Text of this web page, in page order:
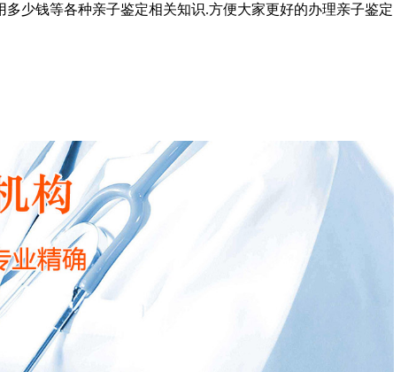
少钱等各种亲子鉴定相关知识.方便大家更好的办理亲子鉴定